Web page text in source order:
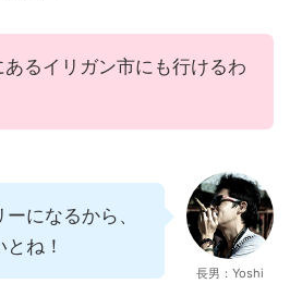
あるイリガン市にも行けるわ
になるから、
ね！
長男：Yoshi